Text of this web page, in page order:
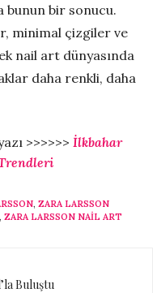
bunun bir sonucu.
minimal çizgiler ve
nail art dünyasında
daha renkli, daha
>>>>>> İlkbahar
, ZARA LARSSON
, ZARA LARSSON NAIL ART
Buluştu